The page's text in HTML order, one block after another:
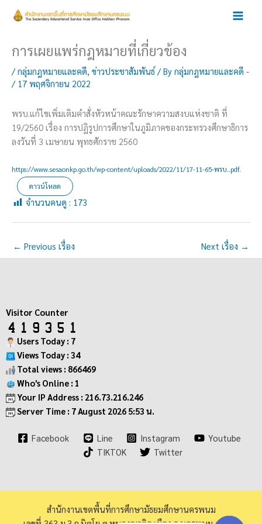
การเผยแพร่กฎหมายที่เกี่ยวข้อง
/กลุ่มกฎหมายและคดี, ข่าวประชาสัมพันธ์ / By กลุ่มกฎหมายและคดี -
/ 17 พฤศจิกายน 2022
พรบ.แก้ไขเพิ่มเติมคำสั่งหัวหน้าคณะรักษาความสงบแห่งชาติ ที่
19/2560 เรื่อง การปฏิรูปการศึกษาในภูมิภาคของกระทรวงศึกษาธิการ
ลงวันที่ 3 เมษายน พุทธศักราช 2560
https://www.sesaonkp.go.th/wp-content/uploads/2022/11/17-11-65-พรบ..pdf.
ดาวน์โหลด
จำนวนคนดู : 173
← Previous เรื่อง Next เรื่อง →
Visitor Counter
Users Today : 7
Views Today : 34
Total views : 866469
Who's Online : 1
Your IP Address : 216.73.216.246
Server Time : 7 August 2026 5:53 น.
Facebook Line Instagram
Youtube
TIKTOK
Twitter
สำนักงานเขตพื้นที่การศึกษามัธยมศึกษานครพนม